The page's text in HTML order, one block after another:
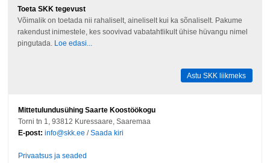
Toeta SKK tegevust
Võimalik on toetada nii rahaliselt, aineliselt kui ka sõnaliselt. Pakume
rakendust inimestele, kes soovivad vabatahtlikult ühise hüvangu nimel
pingutada.
Loe edasi...
Astu SKK liikmeks
Mittetulundusühing Saarte Koostöökogu
Torni tn 1, 93812 Kuressaare, Saaremaa
E-post: info@skk.ee /Saada kiri
Privaatsus ja seaded